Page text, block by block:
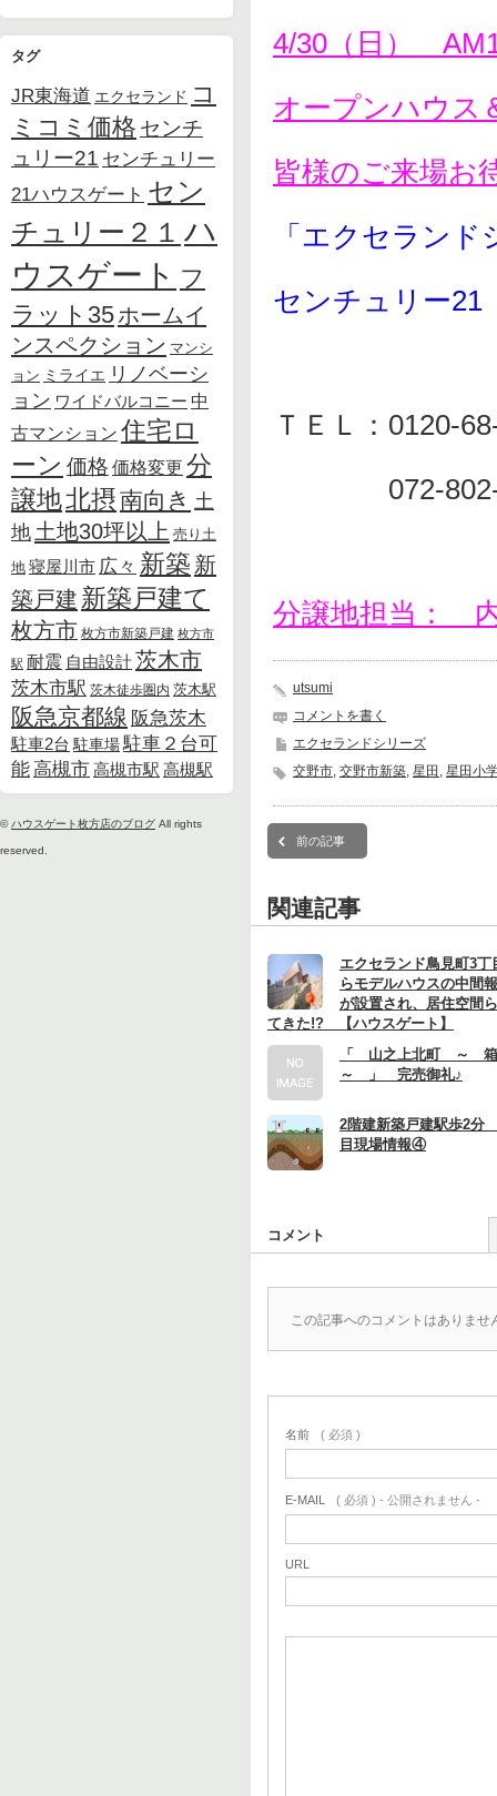
タグ
JR東海道 エクセランド コ
ミコミ価格 センチ
ュリー21 センチュリー
21ハウスゲート セン
チュリー２１ ハ
ウスゲート フ
ラット35ホームイ
ンスペクション マンシ
ョン ミライエ リノベーシ
ョン ワイドバルコニー 中
古マンション 住宅ロ
ーン 価格 価格変更 分
譲地北摂南向き 土
地 土地30坪以上 売り土
地 寝屋川市 広々 新築 新
築戸建 新築戸建て
枚方市 枚方市新築戸建 枚方市
駅 耐震 自由設計茨木市
茨木市駅 茨木徒歩圏内 茨木駅
阪急京都線 阪急茨木
駐車2台 駐車場駐車２台可
能高槻市高槻市駅 高槻駅
©ハウスゲート枚方店のブログ All rights
reserved.
4/30（日）
オープンハウス
皆様のご来場お
「エクセラン
センチュリー
ＴＥＬ：0120-
072-802-
分譲地担当：
utsumi
コメントを書く
エクセランドシリーズ
交野市 交野市新築 星田 星田小
前の記事
関連記事
エクセランド鳥見町3
らモデルハウスの中間
が設置され、居住空間
てきた!? 【ハウスゲート】
「 山之上北町 ～
～ 」 完売御礼♪
2階建新築戸建駅歩2分
目現場情報④
コメント
この記事へのコメントはありませ
名前 ( 必須 )
E-MAIL ( 必須 ) - 公開されません -
URL